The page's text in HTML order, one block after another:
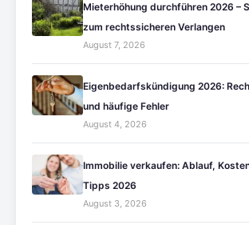
Mieterhöhung durchführen 2026 –
zum rechtssicheren Verlangen
August 7, 2026
Eigenbedarfskündigung 2026:
und häufige Fehler
August 4, 2026
Immobilie verkaufen: Ablauf,
Tipps 2026
August 3, 2026